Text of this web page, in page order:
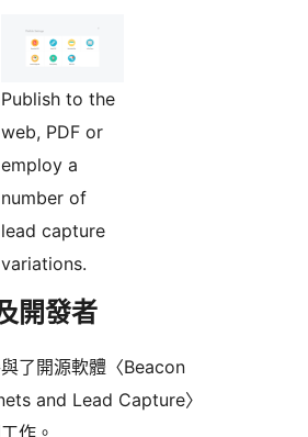
Publish to the
web, PDF or
employ a
number of
lead capture
variations.
開發者
了開源軟體〈Beacon
and Lead Capture〉